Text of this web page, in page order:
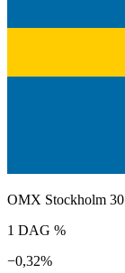
OMX Stockholm 30
1 DAG %
−0,32%